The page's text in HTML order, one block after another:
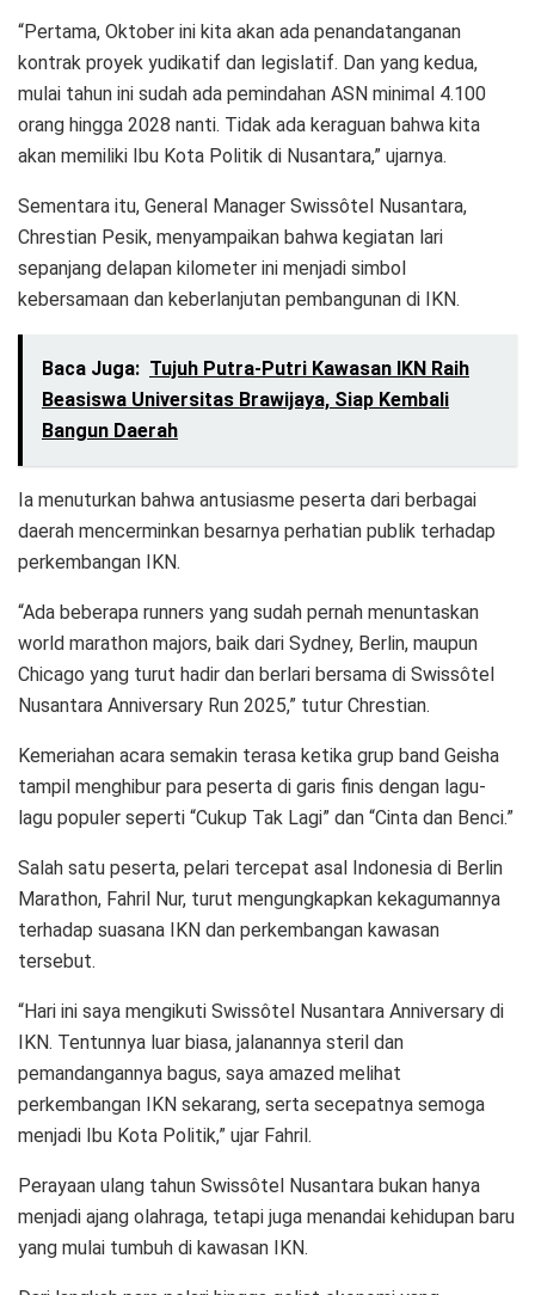
“Pertama, Oktober ini kita akan ada penandatanganan
kontrak proyek yudikatif dan legislatif. Dan yang kedua,
mulai tahun ini sudah ada pemindahan ASN minimal 4.100
orang hingga 2028 nanti. Tidak ada keraguan bahwa kita
akan memiliki Ibu Kota Politik di Nusantara,” ujarnya.
Sementara itu, General Manager Swissôtel Nusantara,
Chrestian Pesik, menyampaikan bahwa kegiatan lari
sepanjang delapan kilometer ini menjadi simbol
kebersamaan dan keberlanjutan pembangunan di IKN.
Baca Juga: Tujuh Putra-Putri Kawasan IKN Raih
Beasiswa Universitas Brawijaya, Siap Kembali
Bangun Daerah
Ia menuturkan bahwa antusiasme peserta dari berbagai
daerah mencerminkan besarnya perhatian publik terhadap
perkembangan IKN.
“Ada beberapa runners yang sudah pernah menuntaskan
world marathon majors, baik dari Sydney, Berlin, maupun
Chicago yang turut hadir dan berlari bersama di Swissôtel
Nusantara Anniversary Run 2025,” tutur Chrestian.
Kemeriahan acara semakin terasa ketika grup band Geisha
tampil menghibur para peserta di garis finis dengan lagu-
lagu populer seperti “Cukup Tak Lagi” dan “Cinta dan Benci.”
Salah satu peserta, pelari tercepat asal Indonesia di Berlin
Marathon, Fahril Nur, turut mengungkapkan kekagumannya
terhadap suasana IKN dan perkembangan kawasan
tersebut.
“Hari ini saya mengikuti Swissôtel Nusantara Anniversary di
IKN. Tentunnya luar biasa, jalanannya steril dan
pemandangannya bagus, saya amazed melihat
perkembangan IKN sekarang, serta secepatnya semoga
menjadi Ibu Kota Politik,” ujar Fahril.
Perayaan ulang tahun Swissôtel Nusantara bukan hanya
menjadi ajang olahraga, tetapi juga menandai kehidupan baru
yang mulai tumbuh di kawasan IKN.